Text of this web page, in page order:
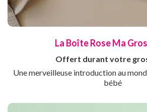
La Boîte Rose Ma
Offert durant votre
Une merveilleuse introduction au
bébé